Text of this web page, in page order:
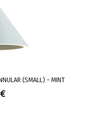
(SMALL) - MINT